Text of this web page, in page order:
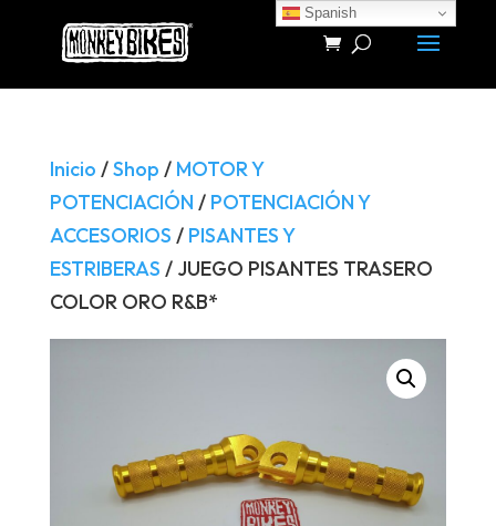
Búsqueda
productos
Inicio /Shop / MOTOR Y
POTENCIACIÓN / POTENCIACIÓN Y
ACCESORIOS / PISANTES Y
ESTRIBERAS / JUEGO PISANTES TRASERO
COLOR ORO R&B*
Spanish